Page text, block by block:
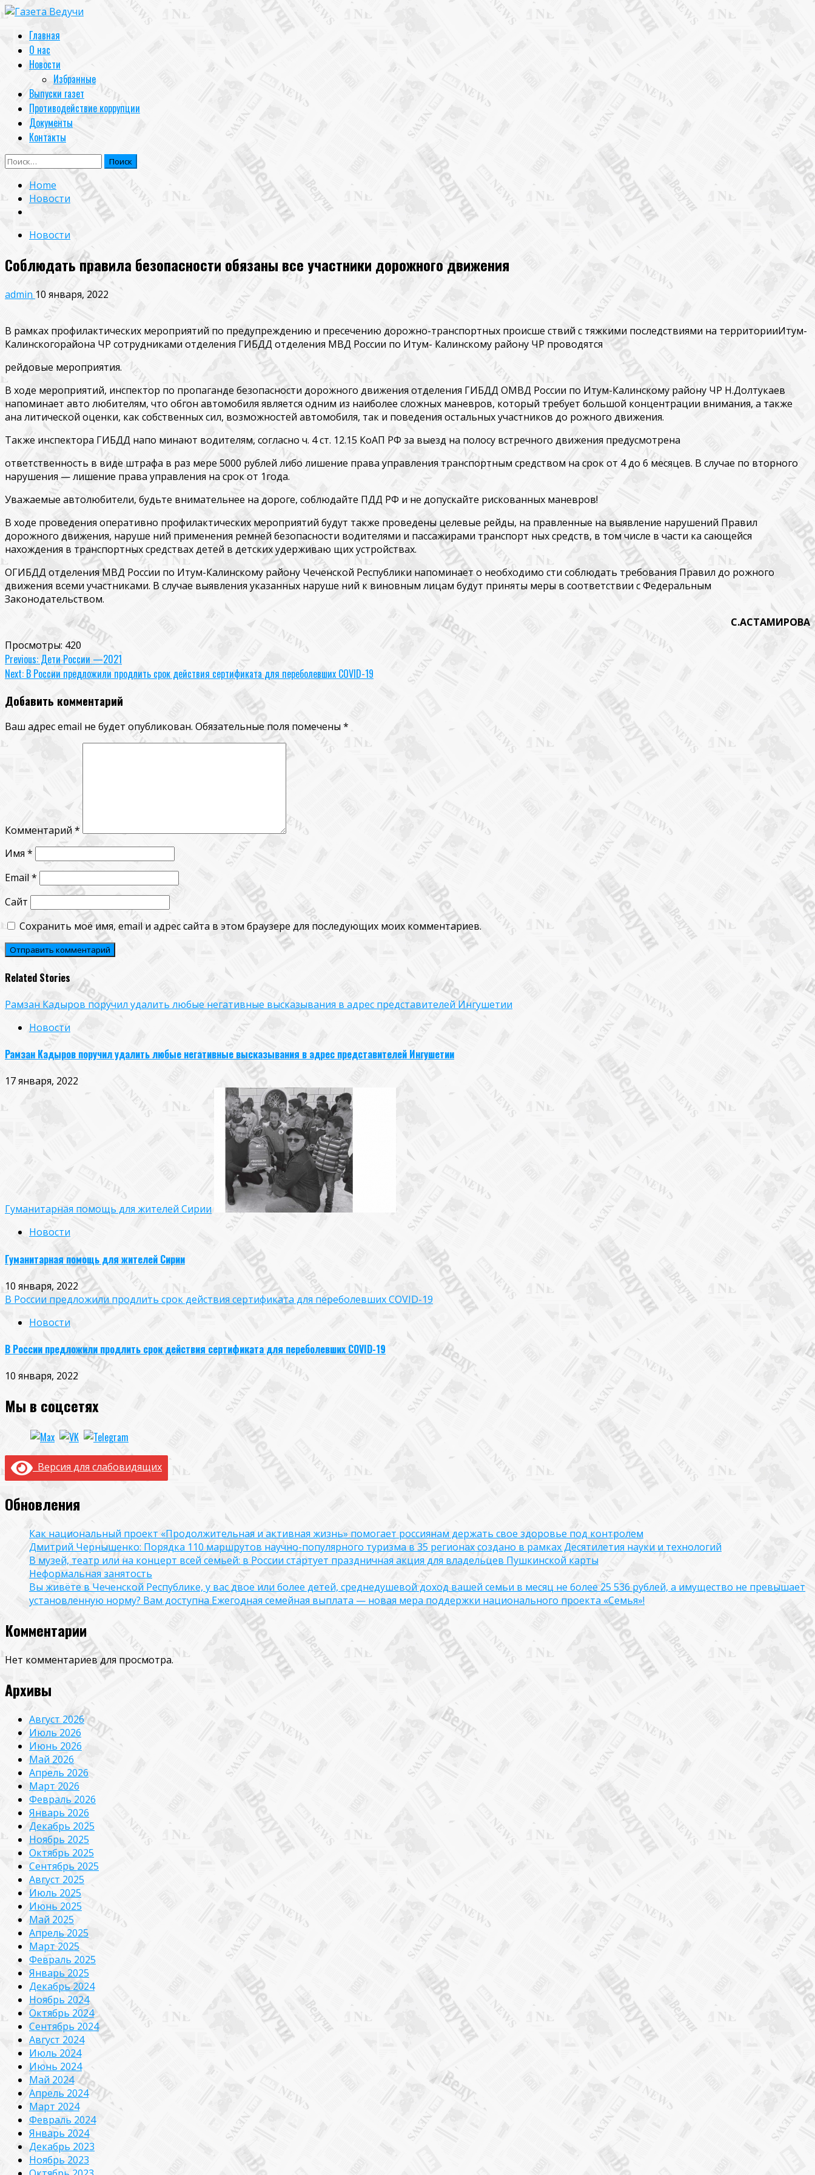
Skip
content
Primary
Menu
Главная
О нас
Новости
Избранные
Выпуски газет
Противодействие коррупции
Документы
Контакты
Найти:
Home
Новости
Новости
Соблюдать правила безопасности обязаны все участники дорожного движения
admin 10 января, 2022
В рамках профилактических мероприятий по предупреждению и пресечению дорожно-транспортных происше­ ствий с тяжкими последствиями на территорииИтум-
Калинскогорайона ЧР сотрудниками отделения ГИБДД отделения МВД России по Итум- Калинскому району ЧР проводятся
рейдовые мероприятия.
В ходе мероприятий, инспектор по пропаганде безопасности дорожного движения отделения ГИБДД ОМВД России по Итум-Калинскому району ЧР Н.Долтукаев
напоминает авто­ любителям, что обгон автомобиля является одним из наиболее сложных маневров, который требует большой концентрации внимания, а также
ана­ литической оценки, как собственных сил, возможностей автомобиля, так и поведения остальных участников до­ рожного движения.
Также инспектора ГИБДД напо­ минают водителям, согласно ч. 4 ст. 12.15 КоАП РФ за выезд на полосу встречного движения предусмотрена
ответственность в виде штрафа в раз­ мере 5000 рублей либо лишение права управления транспортным средством на срок от 4 до 6 месяцев. В случае по­ вторного
нарушения — лишение права управления на срок от 1года.
Уважаемые автолюбители, будьте внимательнее на дороге, соблюдайте ПДД РФ и не допускайте рискованных маневров!
В ходе проведения оперативно­ профилактических мероприятий будут также проведены целевые рейды, на­ правленные на выявление нарушений Правил
дорожного движения, наруше­ ний применения ремней безопасности водителями и пассажирами транспорт­ ных средств, в том числе в части ка­ сающейся
нахождения в транспортных средствах детей в детских удерживаю­ щих устройствах.
ОГИБДД отделения МВД России по Итум-Калинскому району Чеченской Республики напоминает о необходимо­ сти соблюдать требования Правил до­ рожного
движения всеми участниками. В случае выявления указанных наруше­ ний к виновным лицам будут приняты меры в соответствии с Федеральным
Законодательством.
С.АСТАМИРОВА
Просмотры: 420
Continue
Reading
Previous: Дети России —2021
Next: В России предложили продлить срок действия сертификата для переболевших COVID-19
Добавить комментарий
Ваш адрес email не будет опубликован. Обязательные поля помечены*
Комментарий*
Имя *
Email*
Сайт
Сохранить моё имя, email и адрес сайта в этом браузере для последующих моих комментариев.
Related Stories
Рамзан Кадыров поручил удалить любые негативные высказывания в адрес представителей Ингушетии
Новости
Рамзан Кадыров поручил удалить любые негативные высказывания в адрес представителей Ингушетии
17 января, 2022
Гуманитарная помощь для жителей Сирии
Новости
Гуманитарная помощь для жителей Сирии
10 января, 2022
В России предложили продлить срок действия сертификата для переболевших COVID-19
Новости
В России предложили продлить срок действия сертификата для переболевших COVID-19
10 января, 2022
Мы в соцсетях
Версия для слабовидящих
Обновления
Как национальный проект «Продолжительная и активная жизнь» помогает россиянам держать свое здоровье под контролем
Дмитрий Чернышенко: Порядка 110 маршрутов научно-популярного туризма в 35 регионах создано в рамках Десятилетия науки и технологий
В музей, театр или на концерт всей семьей: в России стартует праздничная акция для владельцев Пушкинской карты
Неформальная занятость
Вы живёте в Чеченской Республике, у вас двое или более детей, среднедушевой доход вашей семьи в месяц не более 25 536 рублей, а имущество не превышает
установленную норму? Вам доступна Ежегодная семейная выплата — новая мера поддержки национального проекта «Семья»!
Комментарии
Нет комментариев для просмотра.
Архивы
Август 2026
Июль 2026
Июнь 2026
Май 2026
Апрель 2026
Март 2026
Февраль 2026
Январь 2026
Декабрь 2025
Ноябрь 2025
Октябрь 2025
Сентябрь 2025
Август 2025
Июль 2025
Июнь 2025
Май 2025
Апрель 2025
Март 2025
Февраль 2025
Январь 2025
Декабрь 2024
Ноябрь 2024
Октябрь 2024
Сентябрь 2024
Август 2024
Июль 2024
Июнь 2024
Май 2024
Апрель 2024
Март 2024
Февраль 2024
Январь 2024
Декабрь 2023
Ноябрь 2023